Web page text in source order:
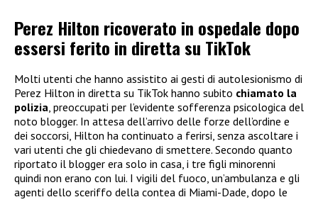
Perez Hilton ricoverato in ospedale dopo
essersi ferito in diretta su TikTok
Molti utenti che hanno assistito ai gesti di autolesionismo di
Perez Hilton in diretta su TikTok hanno subito chiamato la
polizia , preoccupati per l’evidente sofferenza psicologica del
noto blogger. In attesa dell’arrivo delle forze dell’ordine e
dei soccorsi, Hilton ha continuato a ferirsi, senza ascoltare i
vari utenti che gli chiedevano di smettere. Secondo quanto
riportato il blogger era solo in casa, i tre figli minorenni
quindi non erano con lui. I vigili del fuoco, un’ambulanza e gli
agenti dello sceriffo della contea di Miami-Dade, dopo le